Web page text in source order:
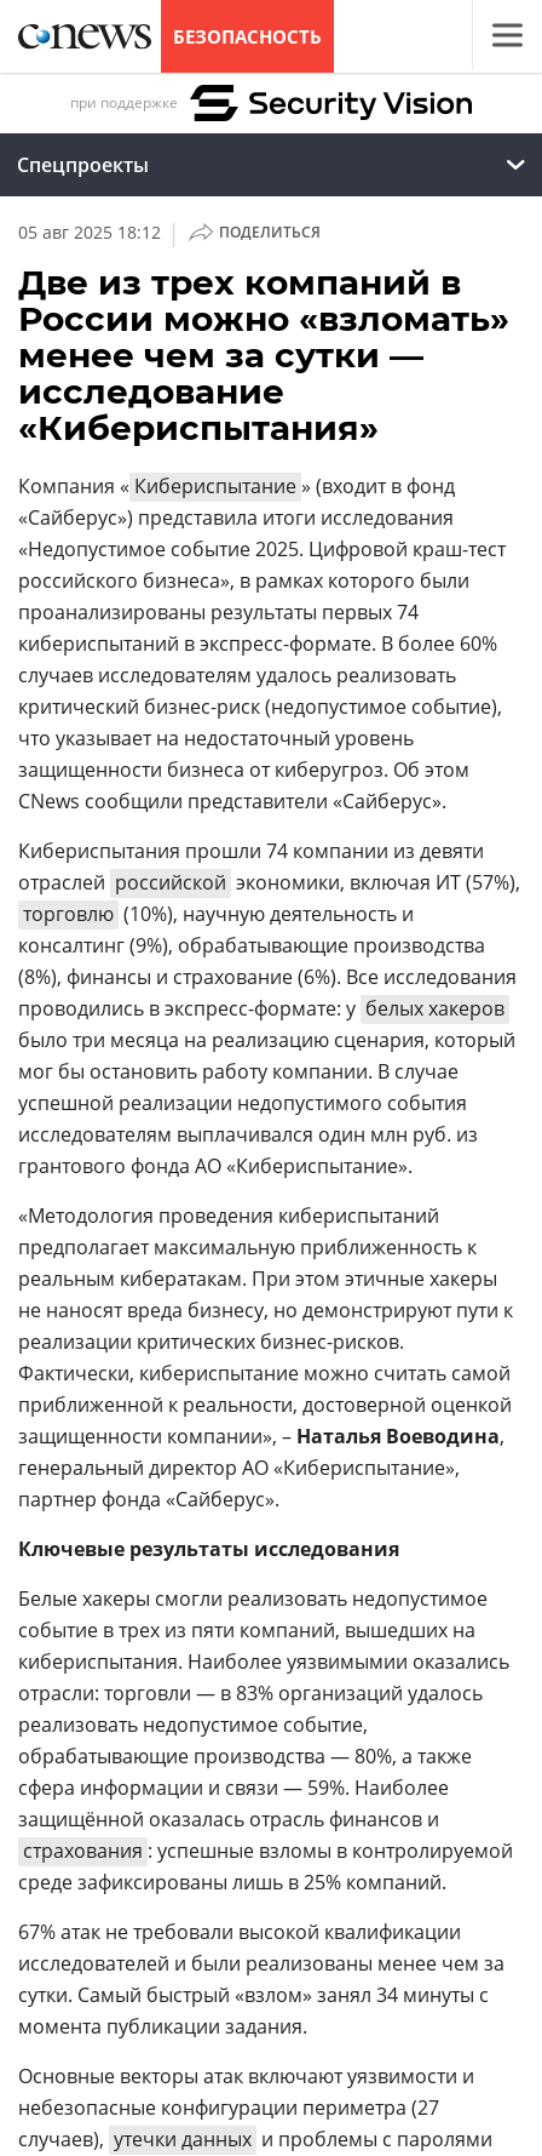
БЕЗОПАСНОСТЬ
при поддержке
Спецпроекты
05 авг 2025 18:12 | ПОДЕЛИТЬСЯ
Две из трех компаний в
России можно «взломать»
менее чем за сутки —
исследование
«Кибериспытания»
Компания « Кибериспытание» (входит в фонд
«Сайберус») представила итоги исследования
«Недопустимое событие 2025. Цифровой краш-тест
российского бизнеса», в рамках которого были
проанализированы результаты первых 74
кибериспытаний в экспресс-формате. В более 60%
случаев исследователям удалось реализовать
критический бизнес-риск (недопустимое событие),
что указывает на недостаточный уровень
защищенности бизнеса от киберугроз. Об этом
CNews сообщили представители «Сайберус».
Кибериспытания прошли 74 компании из девяти
отраслей российской экономики, включая ИТ (57%),
торговлю (10%), научную деятельность и
консалтинг (9%), обрабатывающие производства
(8%), финансы и страхование (6%). Все исследования
проводились в экспресс-формате: у белых хакеров
было три месяца на реализацию сценария, который
мог бы остановить работу компании. В случае
успешной реализации недопустимого события
исследователям выплачивался один млн руб. из
грантового фонда АО «Кибериспытание».
«Методология проведения кибериспытаний
предполагает максимальную приближенность к
реальным кибератакам. При этом этичные хакеры
не наносят вреда бизнесу, но демонстрируют пути к
реализации критических бизнес-рисков.
Фактически, кибериспытание можно считать самой
приближенной к реальности, достоверной оценкой
защищенности компании», – Наталья Воеводина,
генеральный директор АО «Кибериспытание»,
партнер фонда «Сайберус».
Ключевые результаты исследования
Белые хакеры смогли реализовать недопустимое
событие в трех из пяти компаний, вышедших на
кибериспытания. Наиболее уязвимымии оказались
отрасли: торговли — в 83% организаций удалось
реализовать недопустимое событие,
обрабатывающие производства — 80%, а также
сфера информации и связи — 59%. Наиболее
защищённой оказалась отрасль финансов и
страхования : успешные взломы в контролируемой
среде зафиксированы лишь в 25% компаний.
67% атак не требовали высокой квалификации
исследователей и были реализованы менее чем за
сутки. Самый быстрый «взлом» занял 34 минуты с
момента публикации задания.
Основные векторы атак включают уязвимости и
небезопасные конфигурации периметра (27
случаев), утечки данных и проблемы с паролями